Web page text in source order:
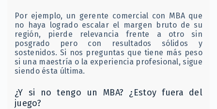
Por ejemplo, un gerente comercial con MBA que
no haya logrado escalar el margen bruto de su
región, pierde relevancia frente a otro sin
posgrado pero con resultados sólidos y
sostenidos. Si nos preguntas que tiene más peso
si una maestría o la experiencia profesional, sigue
siendo ésta última.
¿Y si no tengo un MBA? ¿Estoy fuera del
juego?